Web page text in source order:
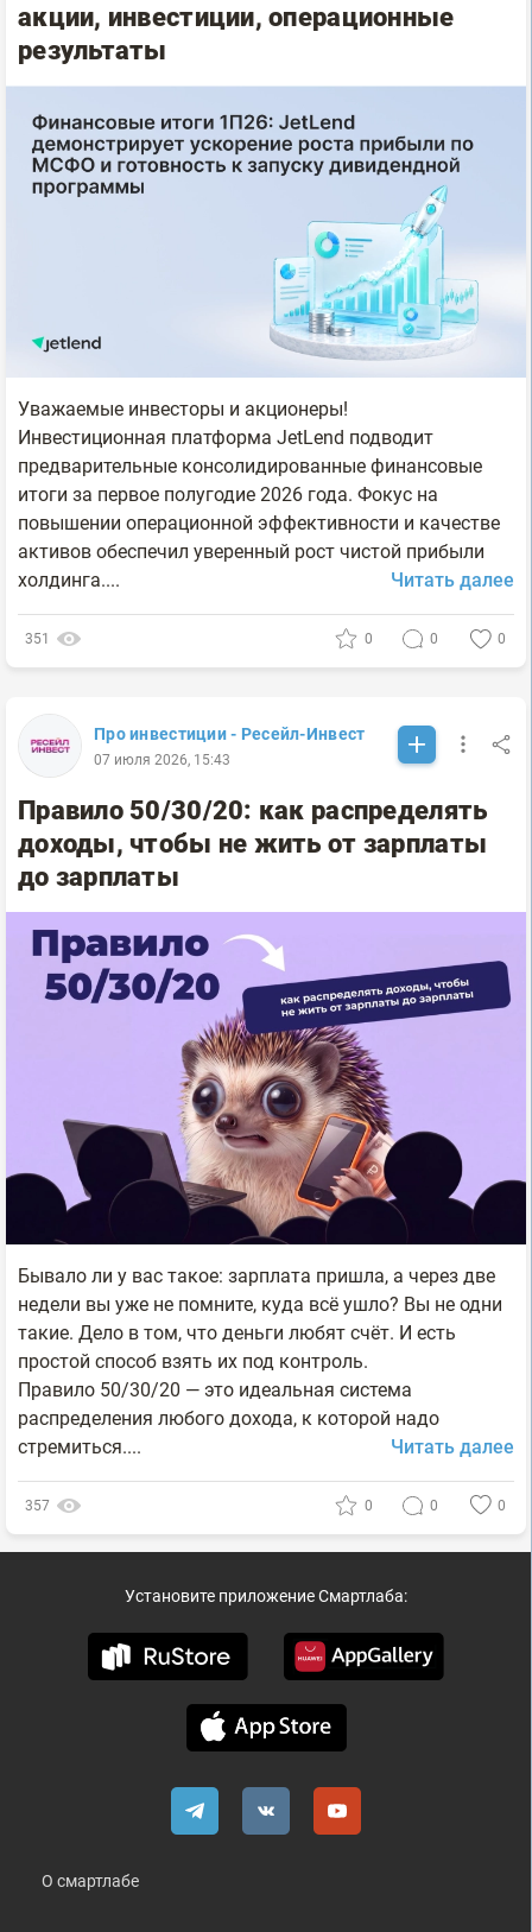
акции, инвестиции, операционные
результаты
Уважаемые инвесторы и акционеры!
Инвестиционная платформа JetLend подводит
предварительные консолидированные финансовые
итоги за первое полугодие 2026 года. Фокус на
повышении операционной эффективности и качестве
активов обеспечил уверенный рост чистой прибыли
холдинга....
Читать далее
351 0 0 0
Про инвестиции - Ресейл-Инвест
07 июля 2026, 15:43
Правило 50/30/20: как распределять
доходы, чтобы не жить от зарплаты
до зарплаты
Бывало ли у вас такое: зарплата пришла, а через две
недели вы уже не помните, куда всё ушло? Вы не одни
такие. Дело в том, что деньги любят счёт. И есть
простой способ взять их под контроль.
Правило 50/30/20 — это идеальная система
распределения любого дохода, к которой надо
стремиться....
Читать далее
357 0 0 0
Установите приложение Смартлаба:
О смартлабе